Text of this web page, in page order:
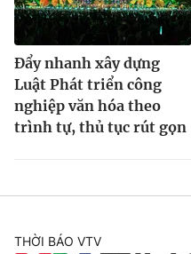
Đẩy nhanh xây dựng
Luật Phát triển công
nghiệp văn hóa theo
trình tự, thủ tục rút gọn
THỜI BÁO VTV